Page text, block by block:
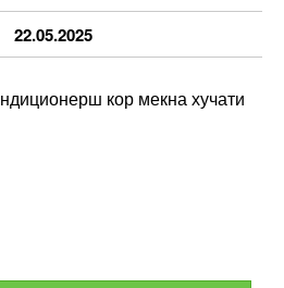
22.05.2025
кор мекна хучати